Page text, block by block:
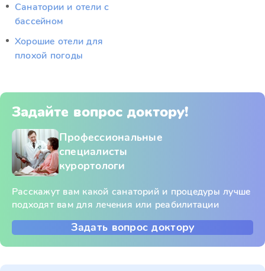
Санатории и отели с
бассейном
Хорошие отели для
плохой погоды
Задайте вопрос доктору!
Профессиональные
специалисты
курортологи
Расскажут вам какой санаторий и процедуры лучше
подходят вам для лечения или реабилитации
Задать вопрос доктору